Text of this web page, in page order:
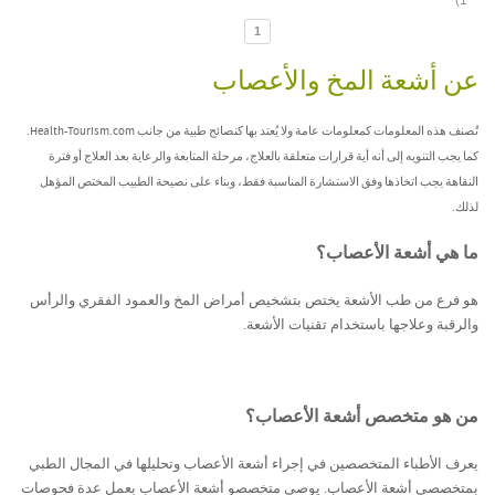
1
عن أشعة المخ والأعصاب
تُصنف هذه المعلومات كمعلومات عامة ولا يُعتد بها كنصائح طبية من جانب Health-Tourism.com.
كما يجب التنويه إلى أنه أية قرارات متعلقة بالعلاج، مرحلة المتابعة والرعاية بعد العلاج أو فترة
النقاهة يجب اتخاذها وفق الاستشارة المناسبة فقط، وبناء على نصيحة الطبيب المختص المؤهل
لذلك.
ما هي أشعة الأعصاب؟
هو فرع من طب الأشعة يختص بتشخيص أمراض المخ والعمود الفقري والرأس
والرقبة وعلاجها باستخدام تقنيات الأشعة.
من هو متخصص أشعة الأعصاب؟
يعرف الأطباء المتخصصين في إجراء أشعة الأعصاب وتحليلها في المجال الطبي
بمتخصصي أشعة الأعصاب. يوصي متخصصو أشعة الأعصاب بعمل عدة فحوصات